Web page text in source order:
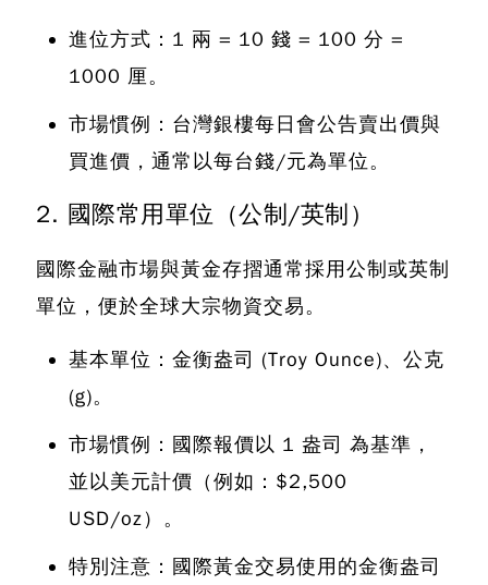
進位方式：1 兩 = 10 錢 = 100 分 =
1000 厘。
市場慣例：台灣銀樓每日會公告賣出價與
買進價，通常以每台錢/元為單位。
2. 國際常用單位（公制/英制）
國際金融市場與黃金存摺通常採用公制或英制
單位，便於全球大宗物資交易。
基本單位：金衡盎司 (Troy Ounce)、公克
(g)。
市場慣例：國際報價以 1 盎司 為基準，
並以美元計價（例如：$2,500
USD/oz）。
特別注意：國際黃金交易使用的金衡盎司